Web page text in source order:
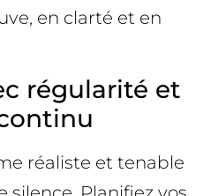
en clarté et en
régularité et
réaliste et tenable